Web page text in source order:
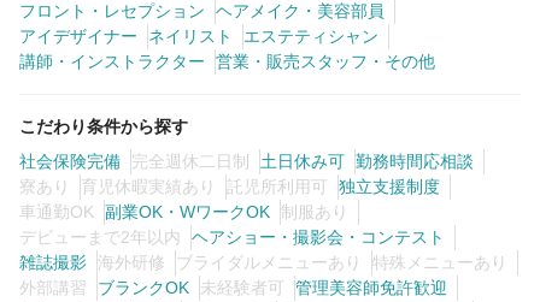
フロント・レセプション
ヘアメイク・美容部員
アイデザイナー
ネイリスト
エステティシャン
講師・インストラクター
営業・販売スタッフ・その他
こだわり条件から探す
社会保険完備
完全週休二日制 土日休み可 勤務時間応相談
寮あり
育児休暇実績あり 託児所利用可
独立支援制度
車通勤OK
副業OK・WワークOK 制服あり
デビューまで2年以内
ヘアショー・撮影会・コンテスト
雑誌撮影 海外研修 ブライダルメニューあり
特殊メニューあり
外部講習
ブランクOK 未経験者可
管理美容師免許歓迎